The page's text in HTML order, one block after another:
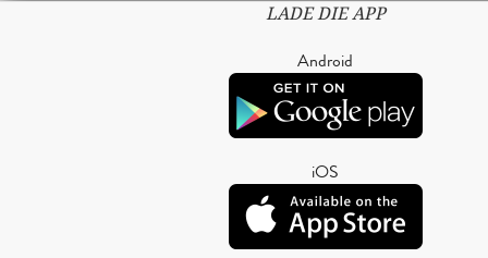
LADE DIE APP
Android
iOS